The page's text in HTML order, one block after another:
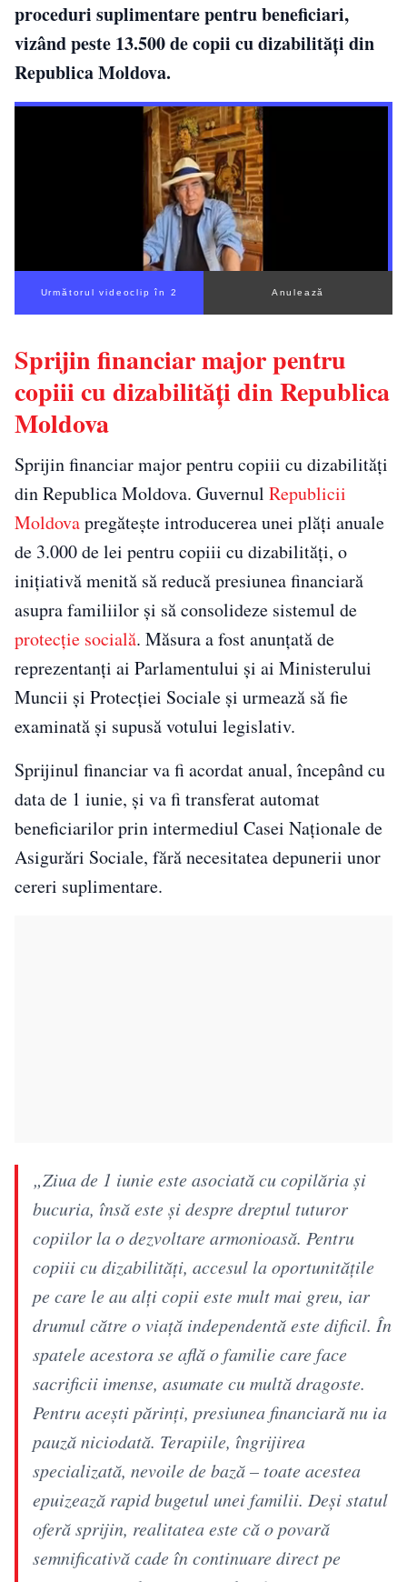
proceduri suplimentare pentru beneficiari,
vizând peste 13.500 de copii cu dizabilități din
Republica Moldova.
Următorul videoclip în 1 Anulează
Sprijin financiar major pentru
copiii cu dizabilități din Republica
Moldova
Sprijin financiar major pentru copiii cu dizabilități
din Republica Moldova. Guvernul Republicii
Moldovapregătește introducerea unei plăți anuale
de 3.000 de lei pentru copiii cu dizabilități, o
inițiativă menită să reducă presiunea financiară
asupra familiilor și să consolideze sistemul de
protecție socială. Măsura a fost anunțată de
reprezentanți ai Parlamentului și ai Ministerului
Muncii și Protecției Sociale și urmează să fie
examinată și supusă votului legislativ.
Sprijinul financiar va fi acordat anual, începând cu
data de 1 iunie, și va fi transferat automat
beneficiarilor prin intermediul Casei Naționale de
Asigurări Sociale, fără necesitatea depunerii unor
cereri suplimentare.
„Ziua de 1 iunie este asociată cu copilăria și
bucuria, însă este și despre dreptul tuturor
copiilor la o dezvoltare armonioasă. Pentru
copiii cu dizabilități, accesul la oportunitățile
pe care le au alți copii este mult mai greu, iar
drumul către o viață independentă este dificil. În
spatele acestora se află o familie care face
sacrificii imense, asumate cu multă dragoste.
Pentru acești părinți, presiunea financiară nu ia
pauză niciodată. Terapiile, îngrijirea
specializată, nevoile de bază – toate acestea
epuizează rapid bugetul unei familii. Deși statul
oferă sprijin, realitatea este că o povară
semnificativă cade în continuare direct pe